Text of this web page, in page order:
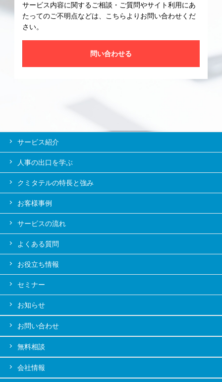
サービス内容に関するご相談・ご質問やサイト利用にあ
たってのご不明点などは、こちらよりお問い合わせくだ
さい。
問い合わせる
サービス紹介
人事の出口を学ぶ
クミタテルの特長と強み
お客様事例
サービスの流れ
よくある質問
お役立ち情報
セミナー
お知らせ
お問い合わせ
無料相談
会社情報